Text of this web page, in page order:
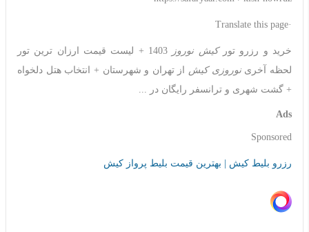
·Translate this page
خرید و رزرو تورکیش نوروز
1403 + لیست قیمت ارزان ترین تور
لحظه آخرینوروزی کیش از تهران و شهرستان‌ + انتخاب هتل دلخواه
+ گشت شهری و ترانسفر رایگان در ...
Ads
Sponsored
رزرو بلیط کیش | بهترین قیمت بلیط پرواز کیش